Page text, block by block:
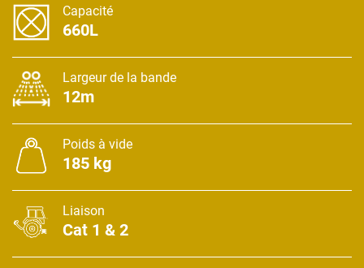
Capacité
660L
Largeur de la bande
12m
Poids à vide
185 kg
Liaison
Cat 1 & 2